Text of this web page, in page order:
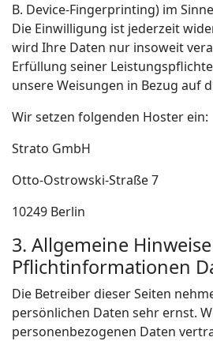
B. Device-Fingerprinting) im
Die Einwilligung ist jederzeit
wird Ihre Daten nur insoweit
Erfüllung seiner
unsere Weisungen in Bezug auf
Wir setzen folgenden Hoster ein:
Strato GmbH
Otto-Ostrowski-Straße 7
10249 Berlin
3. Allgemeine
Pflichtinformationen
Die Betreiber dieser Seiten
persönlichen Daten sehr ernst.
personenbezogenen Daten